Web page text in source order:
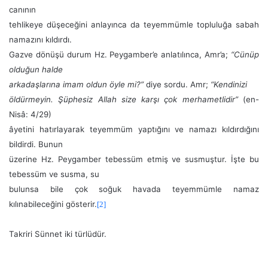
canının
tehlikeye düşeceğini anlayınca da teyemmümle topluluğa sabah
namazını kıldırdı.
Gazve dönüşü durum Hz. Peygamber’e anlatılınca, Amr’a; “Cünüp
olduğun halde
arkadaşlarına imam oldun öyle mi?”diye sordu. Amr; “Kendinizi
öldürmeyin. Şüphesiz Allah size karşı çok merhametlidir”(en-
Nisâ: 4/29)
âyetini hatırlayarak teyemmüm yaptığını ve namazı kıldırdığını
bildirdi. Bunun
üzerine Hz. Peygamber tebessüm etmiş ve susmuştur. İşte bu
tebessüm ve susma, su
bulunsa bile çok soğuk havada teyemmümle namaz
kılınabileceğini gösterir.[2]
Takriri Sünnet iki türlüdür.